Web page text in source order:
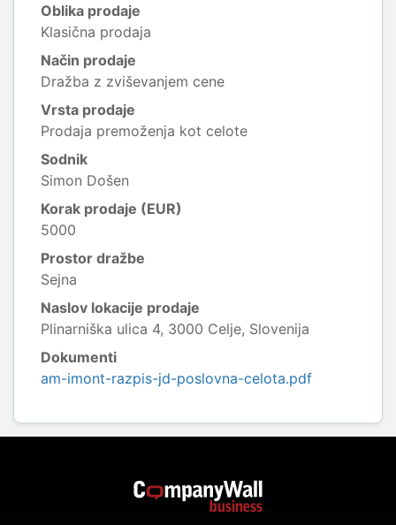
Oblika prodaje
Klasična prodaja
Način prodaje
Dražba z zviševanjem cene
Vrsta prodaje
Prodaja premoženja kot celote
Sodnik
Simon Došen
Korak prodaje (EUR)
5000
Prostor dražbe
Sejna
Naslov lokacije prodaje
Plinarniška ulica 4, 3000 Celje, Slovenija
Dokumenti
am-imont-razpis-jd-poslovna-celota.pdf